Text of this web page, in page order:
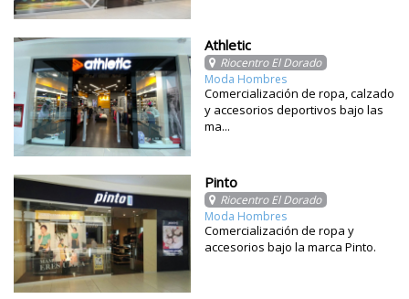
Athletic
Riocentro El Dorado
Moda Hombres
Comercialización de ropa, calzado
y accesorios deportivos bajo las
ma...
Pinto
Riocentro El Dorado
Moda Hombres
Comercialización de ropa y
accesorios bajo la marca Pinto.